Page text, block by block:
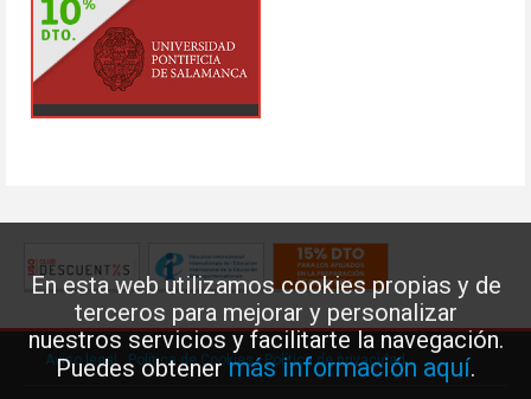
En esta web utilizamos cookies propias y de
terceros para mejorar y personalizar
nuestros servicios y facilitarte la navegación.
Puedes obtenermás información aquí.
Aviso legal·Política de Cookies·Política de privacidad